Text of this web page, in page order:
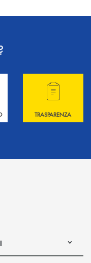
Contattaci !
Hai bisogno di
TRASPARENZA